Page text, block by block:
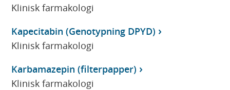
Klinisk farmakologi
Kapecitabin (Genotypning DPYD)
Klinisk farmakologi
Karbamazepin (filterpapper)
Klinisk farmakologi